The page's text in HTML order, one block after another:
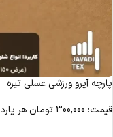
پارچه آیرو ورزشی عسلی تیره
قیمت: 300,000تومان هر یارد